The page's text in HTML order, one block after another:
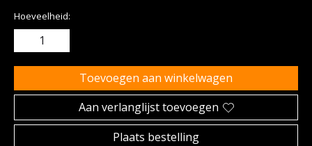
Hoeveelheid:
Toevoegen aan winkelwagen
Aan verlanglijst toevoegen
Plaats bestelling